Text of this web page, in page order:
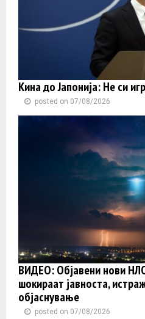
Кина до Јапонија: Не си
posted on 07/08/2026
ВИДЕО: Објавени нови
шокираат јавноста,
објаснување
posted on 07/08/2026